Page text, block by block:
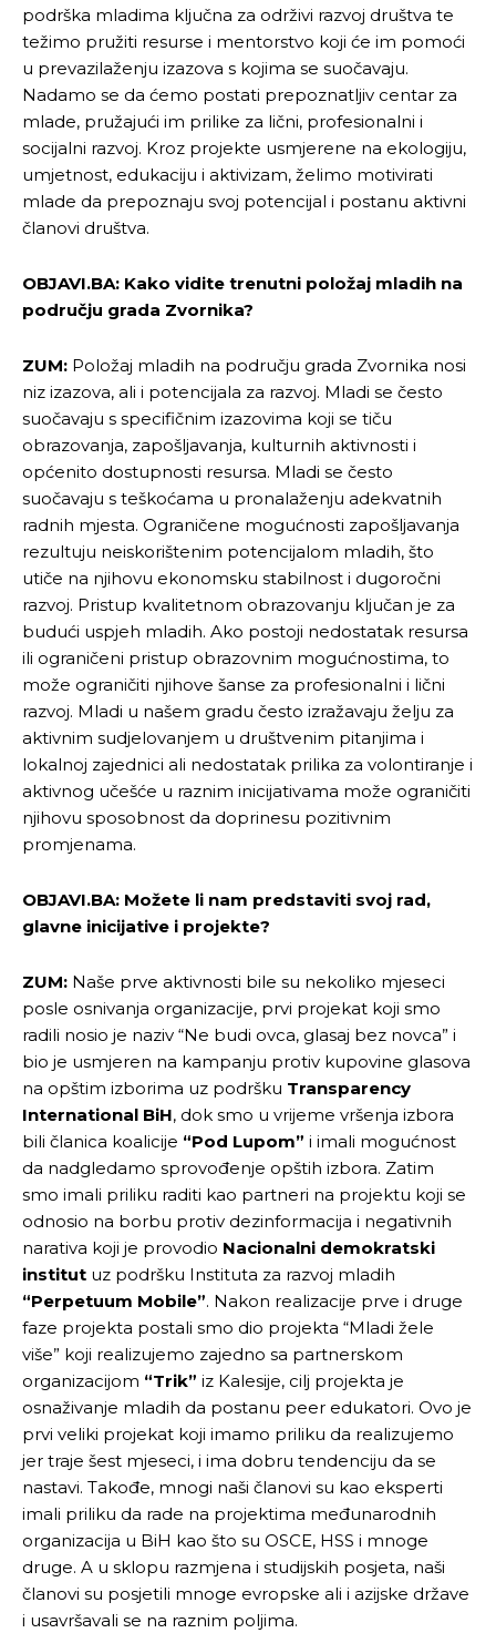
podrška mladima ključna za održivi razvoj društva te
težimo pružiti resurse i mentorstvo koji će im pomoći
u prevazilaženju izazova s kojima se suočavaju.
Nadamo se da ćemo postati prepoznatljiv centar za
mlade, pružajući im prilike za lični, profesionalni i
socijalni razvoj. Kroz projekte usmjerene na ekologiju,
umjetnost, edukaciju i aktivizam, želimo motivirati
mlade da prepoznaju svoj potencijal i postanu aktivni
članovi društva.
OBJAVI.BA: Kako vidite trenutni položaj mladih na
području grada Zvornika?
ZUM: Položaj mladih na području grada Zvornika nosi
niz izazova, ali i potencijala za razvoj. Mladi se često
suočavaju s specifičnim izazovima koji se tiču
obrazovanja, zapošljavanja, kulturnih aktivnosti i
općenito dostupnosti resursa. Mladi se često
suočavaju s teškoćama u pronalaženju adekvatnih
radnih mjesta. Ograničene mogućnosti zapošljavanja
rezultuju neiskorištenim potencijalom mladih, što
utiče na njihovu ekonomsku stabilnost i dugoročni
razvoj. Pristup kvalitetnom obrazovanju ključan je za
budući uspjeh mladih. Ako postoji nedostatak resursa
ili ograničeni pristup obrazovnim mogućnostima, to
može ograničiti njihove šanse za profesionalni i lični
razvoj. Mladi u našem gradu često izražavaju želju za
aktivnim sudjelovanjem u društvenim pitanjima i
lokalnoj zajednici ali nedostatak prilika za volontiranje i
aktivnog učešće u raznim inicijativama može ograničiti
njihovu sposobnost da doprinesu pozitivnim
promjenama.
OBJAVI.BA: Možete li nam predstaviti svoj rad,
glavne inicijative i projekte?
ZUM: Naše prve aktivnosti bile su nekoliko mjeseci
posle osnivanja organizacije, prvi projekat koji smo
radili nosio je naziv “Ne budi ovca, glasaj bez novca” i
bio je usmjeren na kampanju protiv kupovine glasova
na opštim izborima uz podršku Transparency
International BiH, dok smo u vrijeme vršenja izbora
bili članica koalicije “Pod Lupom” i imali mogućnost
da nadgledamo sprovođenje opštih izbora. Zatim
smo imali priliku raditi kao partneri na projektu koji se
odnosio na borbu protiv dezinformacija i negativnih
narativa koji je provodio Nacionalni demokratski
institut uz podršku Instituta za razvoj mladih
“Perpetuum Mobile”. Nakon realizacije prve i druge
faze projekta postali smo dio projekta “Mladi žele
više” koji realizujemo zajedno sa partnerskom
organizacijom “Trik” iz Kalesije, cilj projekta je
osnaživanje mladih da postanu peer edukatori. Ovo je
prvi veliki projekat koji imamo priliku da realizujemo
jer traje šest mjeseci, i ima dobru tendenciju da se
nastavi. Takođe, mnogi naši članovi su kao eksperti
imali priliku da rade na projektima međunarodnih
organizacija u BiH kao što su OSCE, HSS i mnoge
druge. A u sklopu razmjena i studijskih posjeta, naši
članovi su posjetili mnoge evropske ali i azijske države
i usavršavali se na raznim poljima.